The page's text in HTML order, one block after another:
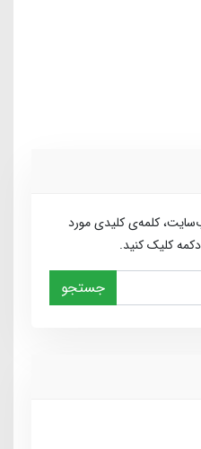
کلمه‌ی کلیدی مورد
کلیک کنید.
جستجو